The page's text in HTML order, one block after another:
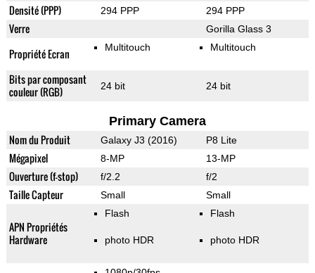
Densité (PPP) 294 PPP 294 PPP
Verre Gorilla Glass 3
Propriété Ecran Multitouch Multitouch
Bits par composant
couleur (RGB)
24 bit 24 bit
Primary Camera
Nom du Produit Galaxy J3 (2016) P8 Lite
Mégapixel 8-MP 13-MP
Ouverture (f-stop) f/2.2 f/2
Taille Capteur Small Small
APN Propriétés
Hardware
Flash
photo HDR
Flash
photo HDR